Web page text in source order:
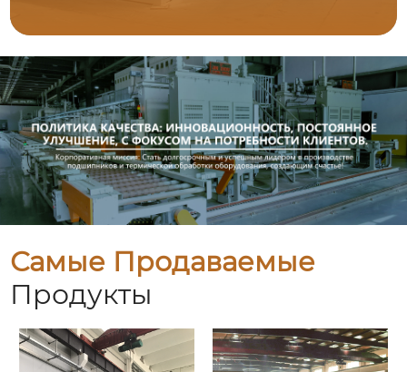
Самые Продаваемые
Продукты